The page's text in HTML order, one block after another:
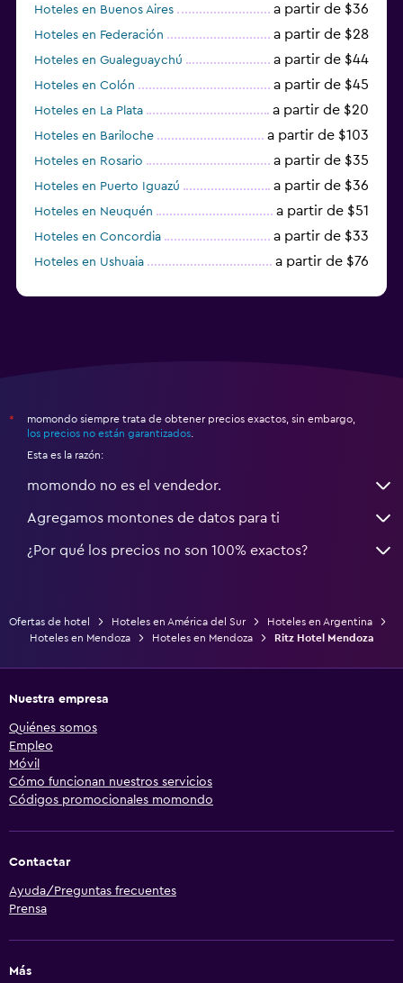
Hoteles en Buenos Aires a partir de $36
Hoteles en Federación a partir de $28
Hoteles en Gualeguaychú a partir de $44
Hoteles en Colón a partir de $45
Hoteles en La Plata a partir de $20
Hoteles en Bariloche a partir de $103
Hoteles en Rosario a partir de $35
Hoteles en Puerto Iguazú a partir de $36
Hoteles en Neuquén a partir de $51
Hoteles en Concordia a partir de $33
Hoteles en Ushuaia a partir de $76
*
momondo siempre trata de obtener precios exactos, sin embargo,
los precios no están garantizados
Esta es la razón:
momondo no es el vendedor.
Agregamos montones de datos para ti
¿Por qué los precios no son 100% exactos?
Ofertas de hotel Hoteles en América del Sur
Hoteles en Argentina
Hoteles en Mendoza
Hoteles en Mendoza Ritz Hotel Mendoza
Nuestra empresa
Quiénes somos
Empleo
Móvil
Cómo funcionan nuestros servicios
Códigos promocionales momondo
Contactar
Ayuda/Preguntas frecuentes
Prensa
Más